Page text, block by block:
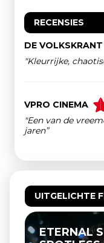
RECENSIES
DE VOLKSKRANT
"Kleurrijke,
VPRO CINEMA
"Een van de
jaren”
UITGELICHTE
ETERNAL